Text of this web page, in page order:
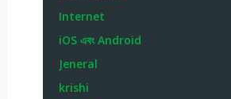
Internet
iOS এবং Android
Jeneral
krishi